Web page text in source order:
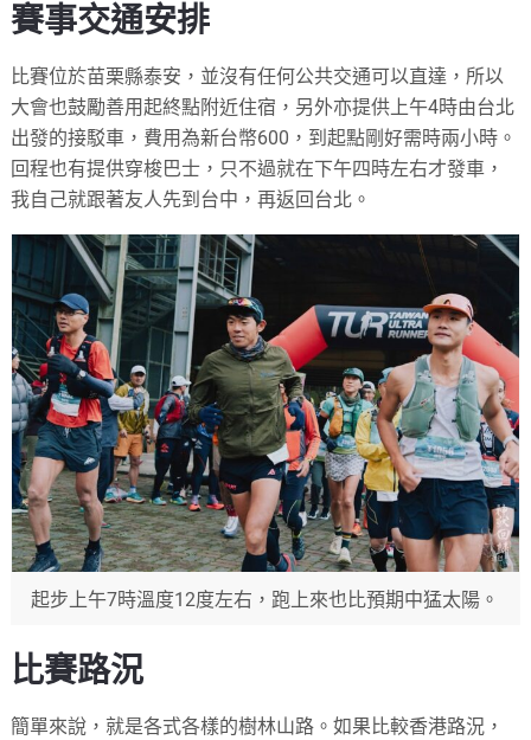
賽事交通安排
比賽位於苗栗縣泰安，並沒有任何公共交通可以直達，所以
大會也鼓勵善用起終點附近住宿，另外亦提供上午4時由台北
出發的接駁車，費用為新台幣600，到起點剛好需時兩小時。
回程也有提供穿梭巴士，只不過就在下午四時左右才發車，
我自己就跟著友人先到台中，再返回台北。
起步上午7時溫度12度左右，跑上來也比預期中猛太陽。
比賽路況
簡單來說，就是各式各樣的樹林山路。如果比較香港路況，